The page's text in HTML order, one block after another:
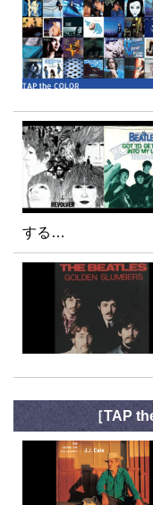
する…
［TAP